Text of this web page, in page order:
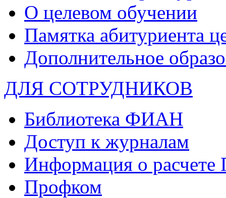
О целевом обучении
Памятка абитуриента
Дополнительное
ДЛЯ СОТРУДНИКОВ
Библиотека ФИАН
Доступ к журналам
Информация о
Профком